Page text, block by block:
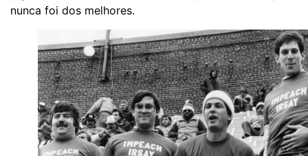
nunca foi dos melhores.